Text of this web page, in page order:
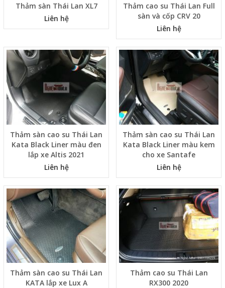
Thảm sàn Thái Lan XL7
Liên hệ
Thảm cao su Thái Lan Full
sàn và cốp CRV 20
Liên hệ
Thảm sàn cao su Thái Lan
Kata Black Liner màu đen
lắp xe Altis 2021
Liên hệ
Thảm sàn cao su Thái Lan
Kata Black Liner màu kem
cho xe Santafe
Liên hệ
Thảm sàn cao su Thái Lan
KATA lắp xe Lux A
Thảm cao su Thái Lan
RX300 2020